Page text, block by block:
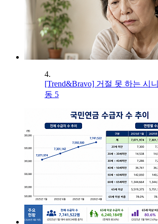
4.
[Trend&Bravo] 거절 못 하는 시
동 5